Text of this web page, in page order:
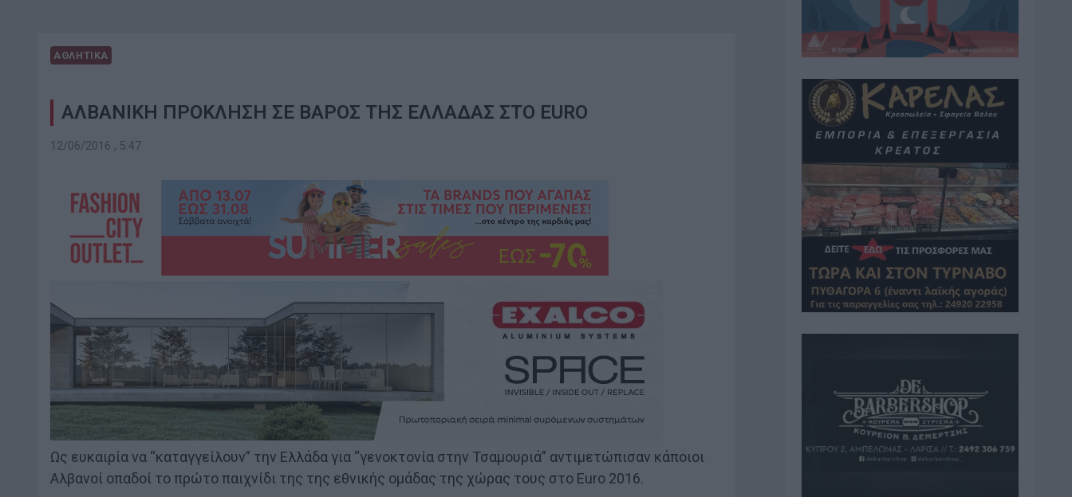
ΑΘΛΗΤΙΚΑ
ΑΛΒΑΝΙΚΗ ΠΡΟΚΛΗΣΗ ΣΕ ΒΑΡΟΣ ΤΗΣ ΕΛΛΑΔΑΣ ΣΤΟ EURO
12/06/2016 , 5:47
Ως ευκαιρία να “καταγγείλουν” την Ελλάδα για “γενοκτονία στην Τσαμουριά” αντιμετώπισαν κάποιοι
Αλβανοί οπαδοί το πρώτο παιχνίδι της της εθνικής ομάδας της χώρας τους στο Euro 2016.